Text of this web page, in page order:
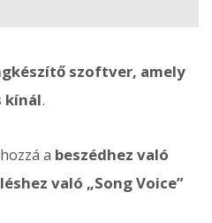
szoftver, amely
kínál.
a beszédhez való
való „Song Voice”